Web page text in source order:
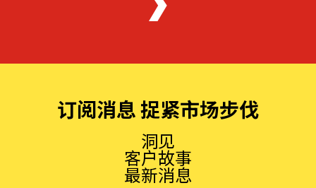
订阅消息 捉紧市场步伐
洞见
客户故事
最新消息